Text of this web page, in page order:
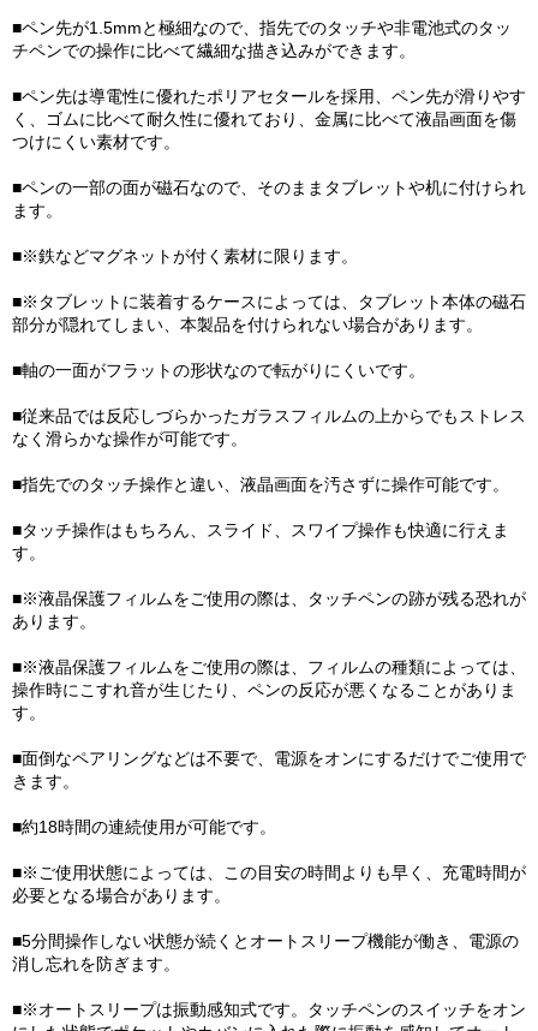
■ペン先が1.5mmと極細なので、指先でのタッチや非電池式のタッ
チペンでの操作に比べて繊細な描き込みができます。
■ペン先は導電性に優れたポリアセタールを採用、ペン先が滑りやす
く、ゴムに比べて耐久性に優れており、金属に比べて液晶画面を傷
つけにくい素材です。
■ペンの一部の面が磁石なので、そのままタブレットや机に付けられ
ます。
■※鉄などマグネットが付く素材に限ります。
■※タブレットに装着するケースによっては、タブレット本体の磁石
部分が隠れてしまい、本製品を付けられない場合があります。
■軸の一面がフラットの形状なので転がりにくいです。
■従来品では反応しづらかったガラスフィルムの上からでもストレス
なく滑らかな操作が可能です。
■指先でのタッチ操作と違い、液晶画面を汚さずに操作可能です。
■タッチ操作はもちろん、スライド、スワイプ操作も快適に行えま
す。
■※液晶保護フィルムをご使用の際は、タッチペンの跡が残る恐れが
あります。
■※液晶保護フィルムをご使用の際は、フィルムの種類によっては、
操作時にこすれ音が生じたり、ペンの反応が悪くなることがありま
す。
■面倒なペアリングなどは不要で、電源をオンにするだけでご使用で
きます。
■約18時間の連続使用が可能です。
■※ご使用状態によっては、この目安の時間よりも早く、充電時間が
必要となる場合があります。
■5分間操作しない状態が続くとオートスリープ機能が働き、電源の
消し忘れを防ぎます。
■※オートスリープは振動感知式です。タッチペンのスイッチをオン